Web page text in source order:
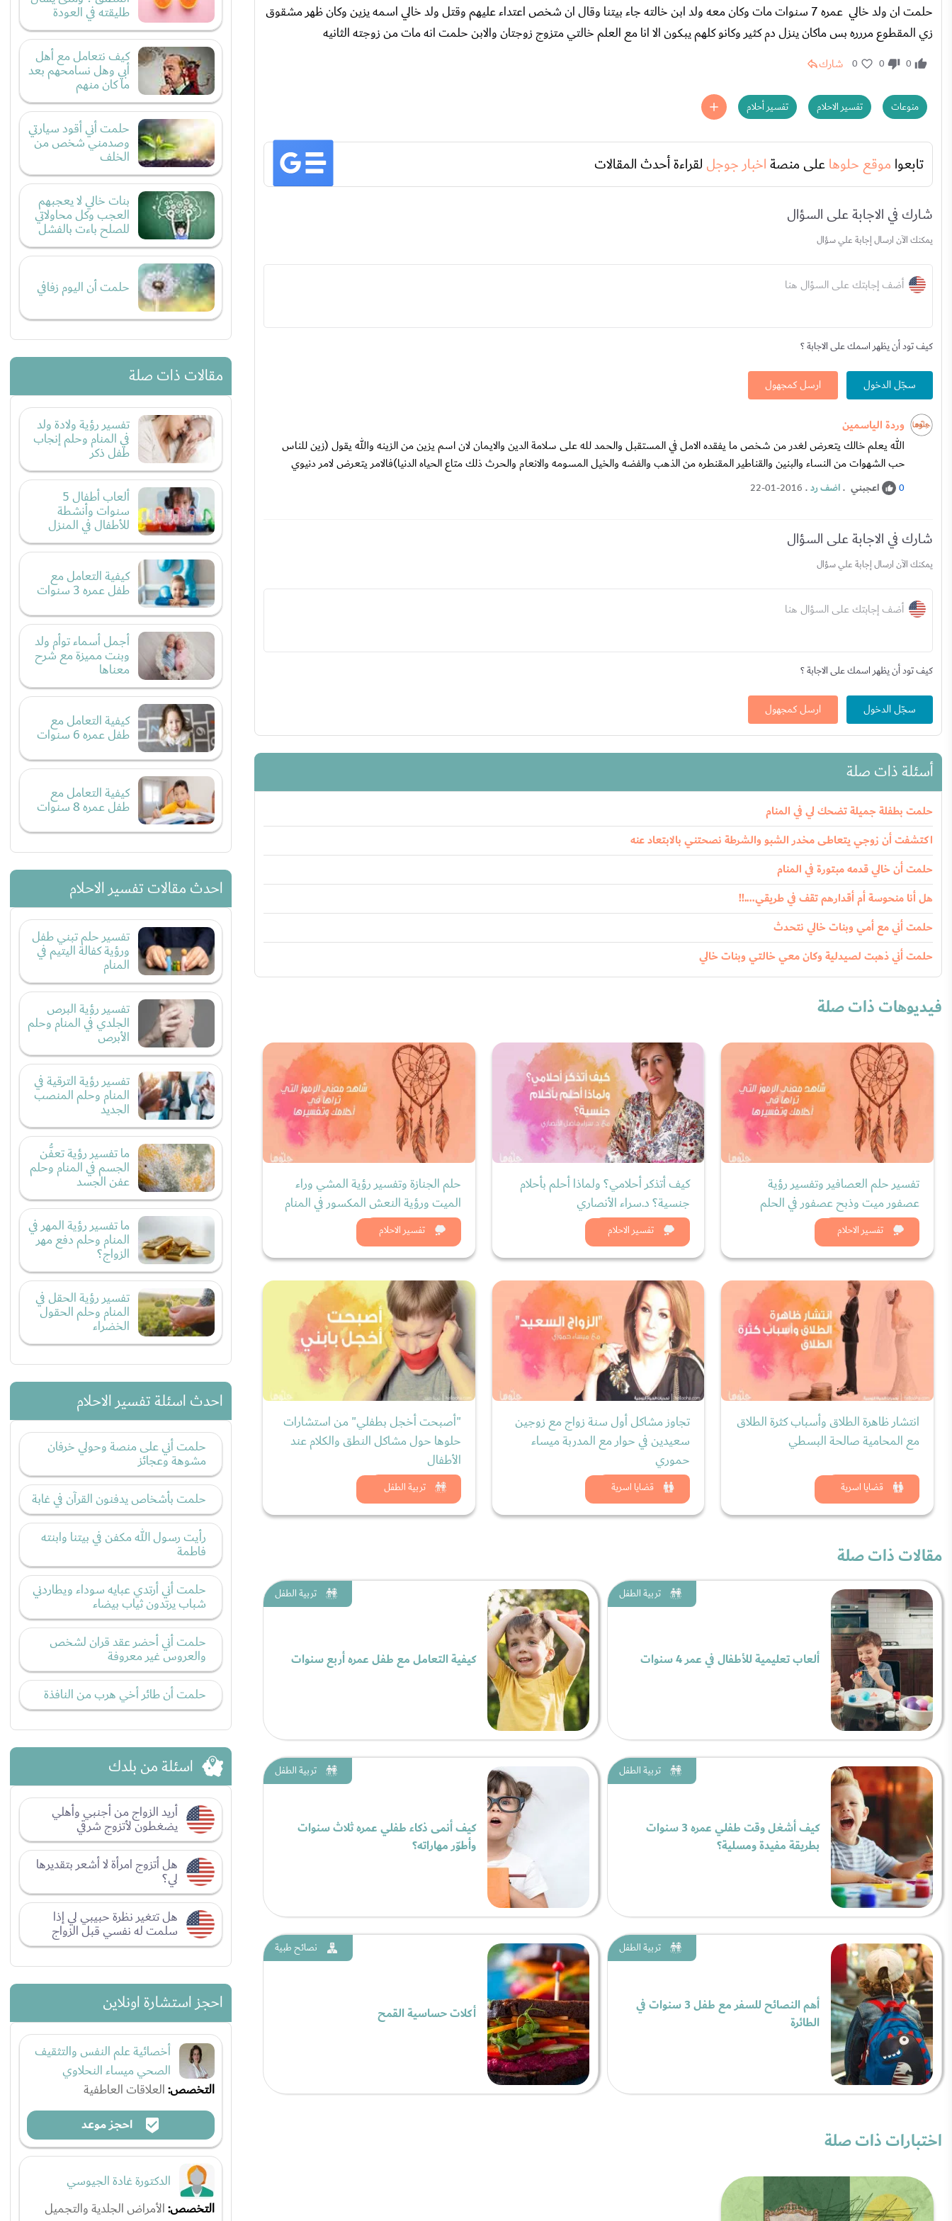
حلمت ان ولد خالي عمره 7 سنوات مات وكان معه ولد ابن خالته جاء بيتنا وقال ان شخص اعتداء عليهم وقتل ولد خالي اسمه يزين وكان ظهر مشقوق
زي المقطوع مررره بس ماكان ينزل دم كثير وكانو كلهم يبكون الا انا مع العلم خالتي متزوج زوجتان والابن حلمت انه مات من زوجته الثانيه
0
0
0 شارك
منوعات تفسير الاحلام تفسير أحلام
تابعوا موقع حلوهاعلى منصةاخبار جوجل لقراءة أحدث المقالات
شارك في الاجابة على السؤال
يمكنك الآن ارسال إجابة علي سؤال
أضف إجابتك على السؤال هنا
كيف تود أن يظهر اسمك على الاجابة ؟
سجّل الدخول ارسل كمجهول
وردة الياسمين
الله يعلم خالك يتعرض لغدر من شخص ما يفقده الامل في المستقبل والحمد لله على سلامة الدين والايمان لان اسم يزين من الزينه والله يقول (زين للناس
حب الشهوات من النساء والبنين والقناطير المقنطره من الذهب والفضه والخيل المسومه والانعام والحرث ذلك متاع الحياه الدنيا)فالامر يتعرض لامر دنيوي
0 اعجبني .اضف رد.
22-01-2016
شارك في الاجابة على السؤال
يمكنك الآن ارسال إجابة علي سؤال
أضف إجابتك على السؤال هنا
كيف تود أن يظهر اسمك على الاجابة ؟
سجّل الدخول ارسل كمجهول
أسئلة ذات صلة
حلمت بطفلة جميلة تضحك لي في المنام
اكتشفت أن زوجي يتعاطى مخدر الشبو والشرطة نصحتني بالابتعاد عنه
حلمت أن خالي قدمه مبتورة في المنام
هل أنا منحوسة أم أقدارهم تقف في طريقي....!!
حلمت أني مع أمي وبنات خالي نتحدث
حلمت أني ذهبت لصيدلية وكان معي خالتي وبنات خالي
فيديوهات ذات صلة
تفسير الاحلام
تفسير حلم العصافير وتفسير رؤية
عصفور ميت وذبح عصفور في الحلم
شاهد الان
تفسير الاحلام
كيف أتذكر أحلامي؟ ولماذا أحلم بأحلام
جنسية؟ د.سراء الأنصاري
شاهد الان
تفسير الاحلام
حلم الجنازة وتفسير رؤية المشي وراء
الميت ورؤية النعش المكسور في المنام
شاهد الان
قضايا اسرية
انتشار ظاهرة الطلاق وأسباب كثرة الطلاق
مع المحامية صالحة البسطي
شاهد الان قضايا اسرية
تجاوز مشاكل أول سنة زواج مع زوجين
سعيدين في حوار مع المدربة ميساء
حموري
شاهد الان
تربية الطفل
"أصبحت أخجل بطفلي" من استشارات
حلوها حول مشاكل النطق والكلام عند
الأطفال
شاهد الان
مقالات ذات صلة
تربية الطفل
ألعاب تعليمية للأطفال في عمر 4 سنوات
تربية الطفل
كيفية التعامل مع طفل عمره أربع سنوات
تربية الطفل
كيف أشغل وقت طفلي عمره 3 سنوات
بطريقة مفيدة ومسلية؟
تربية الطفل
كيف أنمى ذكاء طفلي عمره ثلاث سنوات
وأطوّر مهاراته؟
تربية الطفل
أهم النصائح للسفر مع طفل 3 سنوات في
الطائرة
نصائح طبية
أكلات حساسية القمح
اختبارات ذات صلة
طليقته في العودة
كيف نتعامل مع أهل
أبي وهل نسامحهم بعد
ما كان منهم
حلمت أني أقود سيارتي
وصدمني شخص من
الخلف
بنات خالي لا يعجبهم
العجب وكل محاولاتي
للصلح باءت بالفشل
حلمت أن اليوم زفافي
مقالات ذات صلة
تفسير رؤية ولادة ولد
في المنام وحلم إنجاب
طفل ذكر
ألعاب أطفال 5
سنوات وأنشطة
للأطفال في المنزل
كيفية التعامل مع
طفل عمره 3 سنوات
أجمل أسماء توأم ولد
وبنت مميزة مع شرح
معناها
كيفية التعامل مع
طفل عمره 6 سنوات
كيفية التعامل مع
طفل عمره 8 سنوات
احدث مقالات تفسير الاحلام
تفسير حلم تبني طفل
ورؤية كفالة اليتيم في
المنام
تفسير رؤية البرص
الجلدي في المنام وحلم
الأبرص
تفسير رؤية الترقية في
المنام وحلم المنصب
الجديد
ما تفسير رؤية تعفُّن
الجسم في المنام وحلم
عفن الجسد
ما تفسير رؤية المهر في
المنام وحلم دفع مهر
الزواج؟
تفسير رؤية الحقل في
المنام وحلم الحقول
الخضراء
احدث اسئلة تفسير الاحلام
حلمت أني على منصة وحولي خرفان
مشوهة وعجائز
حلمت بأشخاص يدفنون القرآن في غابة
رأيت رسول الله مكفن في بيتنا وابنته
فاطمة
حلمت أني أرتدي عبايه سوداء ويطاردني
شباب يرتدون ثياب بيضاء
حلمت أني أحضر عقد قران لشخص
والعروس غير معروفة
حلمت أن طائر أخي هرب من النافذة
اسئلة من بلدك
أريد الزواج من أجنبي وأهلي
يضغطون لأتزوج شرقي
هل أتزوج امرأة لا أشعر بتقديرها
لي؟
هل تتغير نظرة حبيبي لي إذا
سلمت له نفسي قبل الزواج
احجز استشارة اونلاين
أخصائية علم النفس والتثقيف
الصحي ميساء النحلاوي
التخصص:العلاقات العاطفية
احجز موعد
الدكتورة غادة الجيوسي
التخصص:الأمراض الجلدية والتجميل